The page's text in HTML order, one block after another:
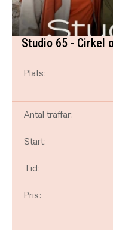
Studio 65 - Cirkel
Plats:
Antal träffar:
Start:
Tid:
Pris: